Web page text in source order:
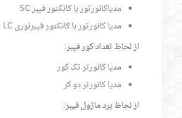
مدیاکانورتور با کانکتور فیبر SC
مدیا کانورتور با کانکتور فیبرنوری LC
از لحاظ تعداد کور فیبر:
مدیا کانورتر تک کور
مدیا کانورتر دو کر
از لحاظ برد ماژول فیبر: